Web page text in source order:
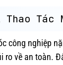
Tác
công nghiệp
ro về an toàn.